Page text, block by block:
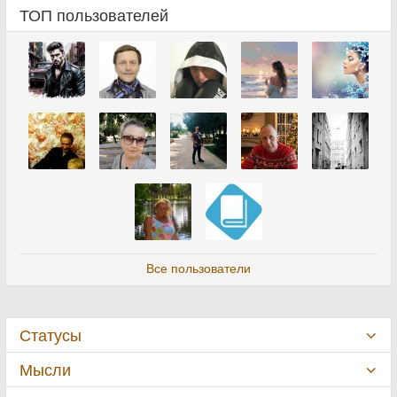
ТОП пользователей
Все пользователи
Статусы
Мысли